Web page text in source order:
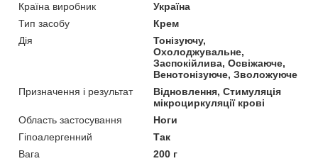
Країна виробник
Україна
Тип засобу
Крем
Дія
Тонізуючу,
Охолоджувальне,
Заспокійлива, Освіжаюче,
Венотонізуюче, Зволожуюче
Призначення і результат
Відновлення, Стимуляція
мікроциркуляції крові
Область застосування
Ноги
Гіпоалергенний
Так
Вага
200 г